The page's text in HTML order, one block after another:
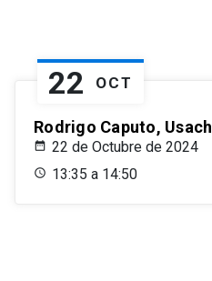
22 OCT
Rodrigo Caputo, Usach
22 de Octubre de 2024
13:35 a 14:50